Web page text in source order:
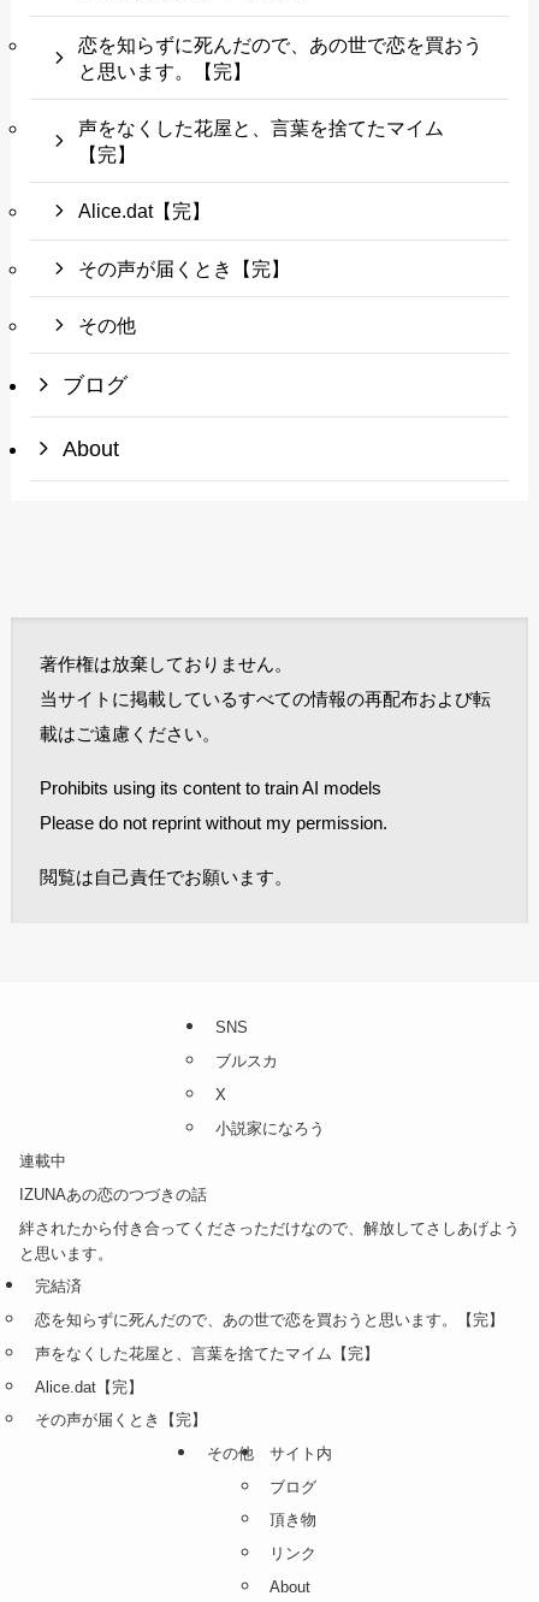
恋を知らずに死んだので、あの世で恋を買おう
と思います。【完】
声をなくした花屋と、言葉を捨てたマイム
【完】
Alice.dat【完】
その声が届くとき【完】
その他
ブログ
About
著作権は放棄しておりません。
当サイトに掲載しているすべての情報の再配布および転
載はご遠慮ください。
Prohibits using its content to train AI models
Please do not reprint without my permission.
閲覧は自己責任でお願います。
SNS
ブルスカ
X
小説家になろう
連載中
IZUNAあの恋のつづきの話
絆されたから付き合ってくださっただけなので、解放してさしあげよう
と思います。
完結済
恋を知らずに死んだので、あの世で恋を買おうと思います。【完】
声をなくした花屋と、言葉を捨てたマイム【完】
Alice.dat【完】
その声が届くとき【完】
その他
サイト内
ブログ
頂き物
リンク
About